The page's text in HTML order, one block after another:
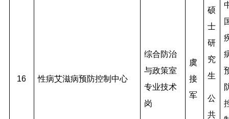
16 性病艾滋病预防控制中心
综合防治
与政策室
专业技术
岗
虞
接
军
硕
士
研
究
生
公
共